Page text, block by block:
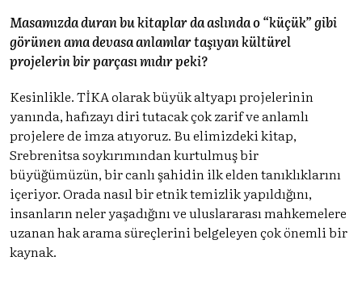
Masamızda duran bu kitaplar da aslında o “küçük” gibi
görünen ama devasa anlamlar taşıyan kültürel
projelerin bir parçası mıdır peki?
Kesinlikle. TİKA olarak büyük altyapı projelerinin
yanında, hafızayı diri tutacak çok zarif ve anlamlı
projelere de imza atıyoruz. Bu elimizdeki kitap,
Srebrenitsa soykırımından kurtulmuş bir
büyüğümüzün, bir canlı şahidin ilk elden tanıklıklarını
içeriyor. Orada nasıl bir etnik temizlik yapıldığını,
insanların neler yaşadığını ve uluslararası mahkemelere
uzanan hak arama süreçlerini belgeleyen çok önemli bir
kaynak.